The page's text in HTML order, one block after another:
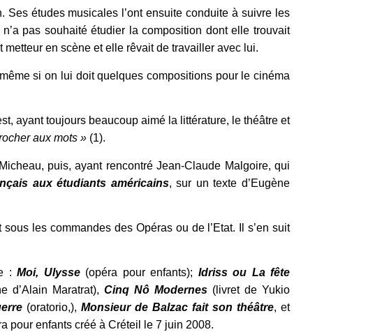
études musicales l’ont ensuite conduite à suivre les
pas souhaité étudier la composition dont elle trouvait
en scène et elle rêvait de travailler avec lui.
si on lui doit quelques compositions pour le cinéma
ayant toujours beaucoup aimé la littérature, le théâtre et
aux mots » (1).
puis, ayant rencontré Jean-Claude Malgoire, qui
aux étudiants américains, sur un texte d’Eugène
les commandes des Opéras ou de l’Etat. Il s’en suit
:Moi, Ulysse(opéra pour enfants); Idriss ou La fête
d’Alain Maratrat), Cinq Nô Modernes(livret de Yukio
(oratorio,), Monsieur de Balzac fait son théâtre, et
pour enfants créé à Créteil le 7 juin 2008.